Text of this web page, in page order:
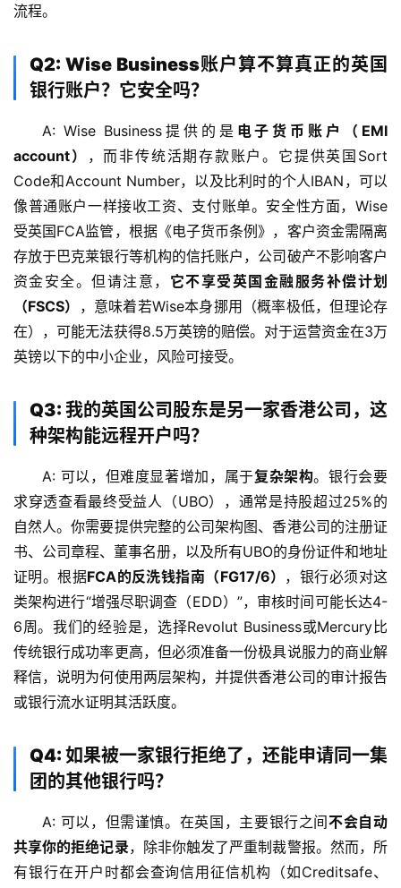
流程。
Q2: Wise Business账户算不算真正的英国
银行账户？它安全吗？
A: Wise Business提供的是 电子货币账户（EMI
account）
，而非传统活期存款账户。它提供英国Sort
Code和Account Number，以及比利时的个人IBAN，可以
像普通账户一样接收工资、支付账单。安全性方面，Wise
受英国FCA监管，根据《电子货币条例》，客户资金需隔离
存放于巴克莱银行等机构的信托账户，公司破产不影响客户
资金安全。但请注意， 它不享受英国金融服务补偿计划
（FSCS）
，意味着若Wise本身挪用（概率极低，但理论存
在），可能无法获得8.5万英镑的赔偿。对于运营资金在3万
英镑以下的中小企业，风险可接受。
Q3: 我的英国公司股东是另一家香港公司，这
种架构能远程开户吗？
A: 可以，但难度显著增加，属于复杂架构。银行会要
求穿透查看最终受益人（UBO），通常是持股超过25%的
自然人。你需要提供完整的公司架构图、香港公司的注册证
书、公司章程、董事名册，以及所有UBO的身份证件和地址
证明。根据FCA的反洗钱指南（FG17/6） ，银行必须对这
类架构进行“增强尽职调查（EDD）”，审核时间可能长达4-
6周。我们的经验是，选择Revolut Business或Mercury比
传统银行成功率更高，但必须准备一份极具说服力的商业解
释信，说明为何使用两层架构，并提供香港公司的审计报告
或银行流水证明其活跃度。
Q4: 如果被一家银行拒绝了，还能申请同一集
团的其他银行吗？
A: 可以，但需谨慎。在英国，主要银行之间不会自动
共享你的拒绝记录，除非你触发了严重制裁警报。然而，所
有银行在开户时都会查询信用征信机构（如Creditsafe、